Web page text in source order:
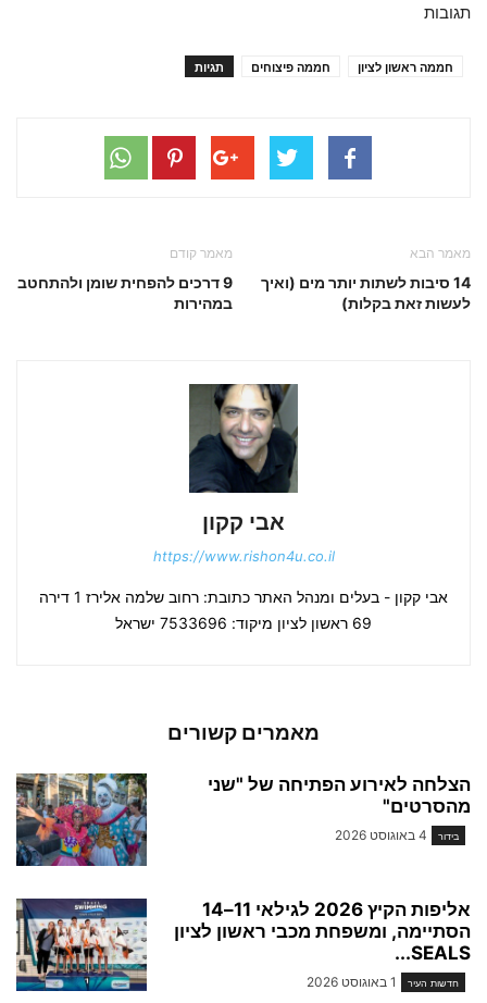
תגובות
תגיות חממה פיצוחים חממה ראשון לציון
מאמר קודם
9 דרכים להפחית שומן ולהתחטב
במהירות
מאמר הבא
14 סיבות לשתות יותר מים (ואיך
לעשות זאת בקלות)
אבי קקון
https://www.rishon4u.co.il
אבי קקון - בעלים ומנהל האתר כתובת: רחוב שלמה אלירז 1 דירה
69 ראשון לציון מיקוד: 7533696 ישראל
מאמרים קשורים
הצלחה לאירוע הפתיחה של "שני
מהסרטים"
בידור 4 באוגוסט 2026
אליפות הקיץ 2026 לגילאי 11–14
הסתיימה, ומשפחת מכבי ראשון לציון
SEALS...
חדשות העיר 1 באוגוסט 2026